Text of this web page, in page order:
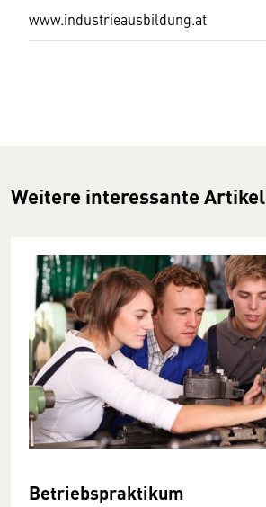
www.industrieausbildung.at
Weitere interessante Artikel
Betriebspraktikum